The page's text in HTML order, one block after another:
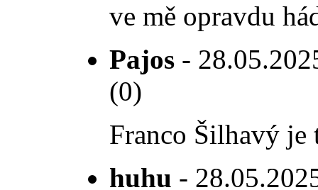
ve mě opravdu
Pajos -
(0)
Franco Šilhavý
huhu -